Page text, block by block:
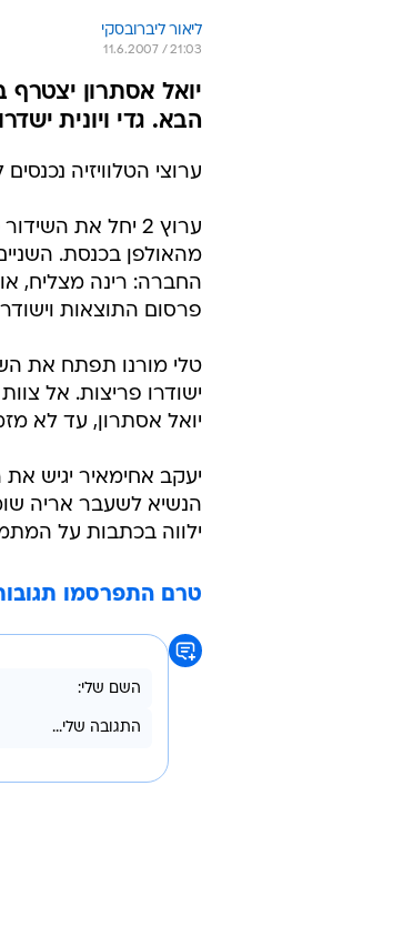
ליאור ליברובסקי
11.6.2007 / 21:03
הבא. גדי ויונית ישדרו
ערוצי הטלוויזיה
מהאולפן בכנסת.
החברה: רינה מצליח,
פרסום התוצאות
יואל אסתרון, עד לא
הנשיא לשעבר אריה
ילווה בכתבות על
טרם התפרסמו